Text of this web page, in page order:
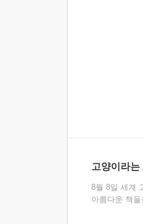
고양이라는
8월 8일 세계
아름다운 책